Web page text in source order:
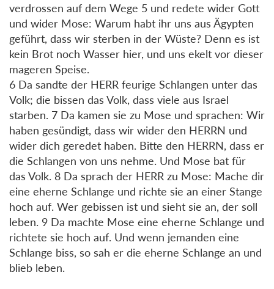
verdrossen auf dem Wege 5 und redete wider Gott
und wider Mose: Warum habt ihr uns aus Ägypten
geführt, dass wir sterben in der Wüste? Denn es ist
kein Brot noch Wasser hier, und uns ekelt vor dieser
mageren Speise.
6 Da sandte der HERR feurige Schlangen unter das
Volk; die bissen das Volk, dass viele aus Israel
starben. 7 Da kamen sie zu Mose und sprachen: Wir
haben gesündigt, dass wir wider den HERRN und
wider dich geredet haben. Bitte den HERRN, dass er
die Schlangen von uns nehme. Und Mose bat für
das Volk. 8 Da sprach der HERR zu Mose: Mache dir
eine eherne Schlange und richte sie an einer Stange
hoch auf. Wer gebissen ist und sieht sie an, der soll
leben. 9 Da machte Mose eine eherne Schlange und
richtete sie hoch auf. Und wenn jemanden eine
Schlange biss, so sah er die eherne Schlange an und
blieb leben.